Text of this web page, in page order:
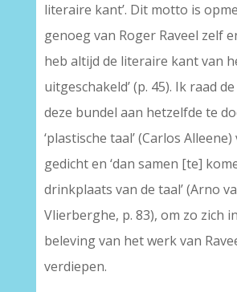
literaire kant’. Dit motto is
genoeg van Roger Raveel zelf
heb altijd de literaire kant van
uitgeschakeld’ (p. 45). Ik raad
deze bundel aan hetzelfde te
‘plastische taal’ (Carlos
gedicht en ‘dan samen [te]
drinkplaats van de taal’ (Arno
Vlierberghe, p. 83), om zo zich
beleving van het werk van
verdiepen.